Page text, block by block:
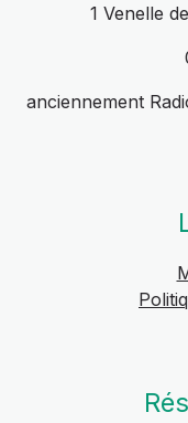
1 Venelle
anciennement